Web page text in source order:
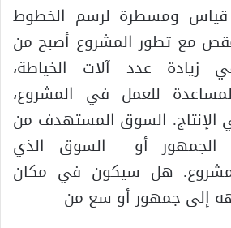
قياس ومسطرة لرسم الخطوط
مع تطور المشروع أصبح من
زيادة عدد آلات الخياطة،
للعمل في المشروع،
الإنتاج. السوق المستهدف من
الجمهور أو السوق الذي
هل سيكون في مكان
إلى جمهور أو سع من